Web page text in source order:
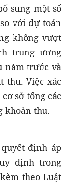
sung một số
với dự toán
không vượt
trung ương
năm trước và
thu. Việc xác
sở tổng các
khoản thu.
định áp
định trong
theo Luật